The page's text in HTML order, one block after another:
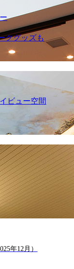
クグッズも
ビュー空間
年12月）